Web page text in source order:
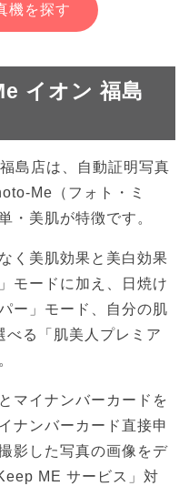
機を探す
イオン 福島
島店は、自動証明写真
Me（フォト・ミ
・美肌が特徴です。
く美肌効果と美白効果
モードに加え、日焼け
ー」モード、自分の肌
る「肌美人プレミア
マイナンバーカードを
ナンバーカード直接申
影した写真の画像をデ
ME サービス」対